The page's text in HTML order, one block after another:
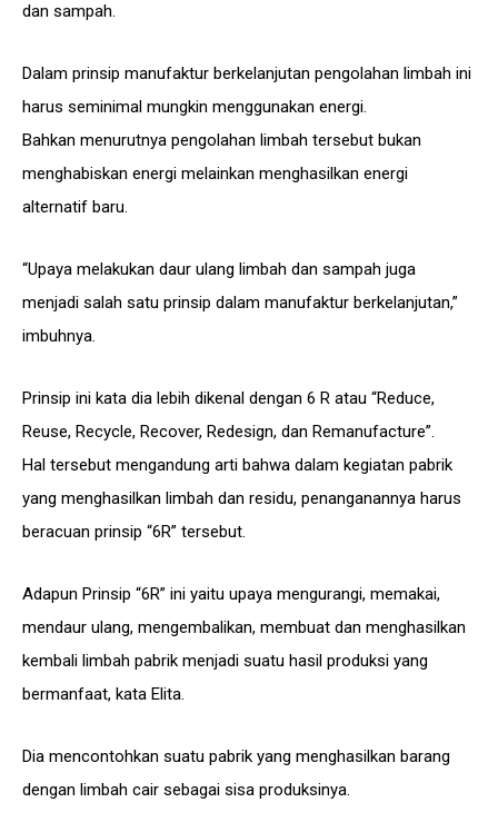
dan sampah.
Dalam prinsip manufaktur berkelanjutan pengolahan limbah ini
harus seminimal mungkin menggunakan energi.
Bahkan menurutnya pengolahan limbah tersebut bukan
menghabiskan energi melainkan menghasilkan energi
alternatif baru.
“Upaya melakukan daur ulang limbah dan sampah juga
menjadi salah satu prinsip dalam manufaktur berkelanjutan,”
imbuhnya.
Prinsip ini kata dia lebih dikenal dengan 6 R atau “Reduce,
Reuse, Recycle, Recover, Redesign, dan Remanufacture”.
Hal tersebut mengandung arti bahwa dalam kegiatan pabrik
yang menghasilkan limbah dan residu, penanganannya harus
beracuan prinsip “6R” tersebut.
Adapun Prinsip “6R” ini yaitu upaya mengurangi, memakai,
mendaur ulang, mengembalikan, membuat dan menghasilkan
kembali limbah pabrik menjadi suatu hasil produksi yang
bermanfaat, kata Elita.
Dia mencontohkan suatu pabrik yang menghasilkan barang
dengan limbah cair sebagai sisa produksinya.